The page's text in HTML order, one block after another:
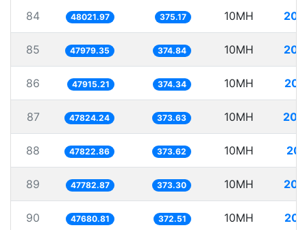
84 48021.97 375.17 10MH
85 47979.35 374.84 10MH
86 47915.21 374.34 10MH
87 47824.24 373.63 10MH
88 47822.86 373.62 10MH
89 47782.87 373.30 10MH
90 47680.81 372.51 10MH